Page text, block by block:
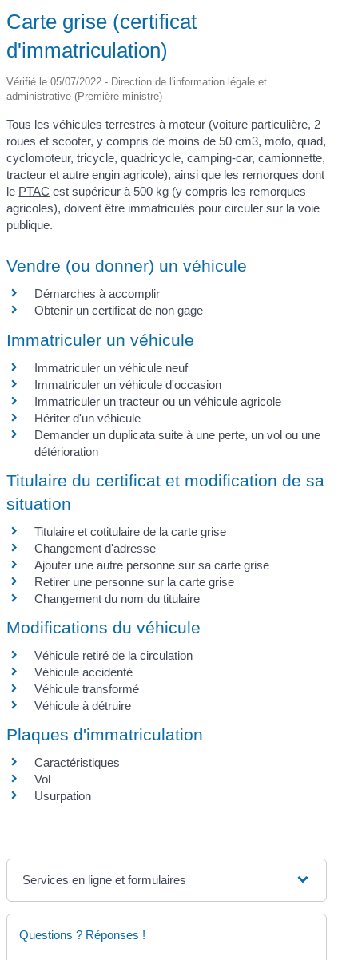
Carte grise (certificat
d'immatriculation)
Vérifié le 05/07/2022 - Direction de l'information légale et
administrative (Première ministre)
Tous les véhicules terrestres à moteur (voiture particulière, 2
roues et scooter, y compris de moins de 50 cm3, moto, quad,
cyclomoteur, tricycle, quadricycle, camping-car, camionnette,
tracteur et autre engin agricole), ainsi que les remorques dont
le PTAC est supérieur à 500 kg (y compris les remorques
agricoles), doivent être immatriculés pour circuler sur la voie
publique.
Vendre (ou donner) un véhicule
Démarches à accomplir
Obtenir un certificat de non gage
Immatriculer un véhicule
Immatriculer un véhicule neuf
Immatriculer un véhicule d'occasion
Immatriculer un tracteur ou un véhicule agricole
Hériter d'un véhicule
Demander un duplicata suite à une perte, un vol ou une
détérioration
Titulaire du certificat et modification de sa
situation
Titulaire et cotitulaire de la carte grise
Changement d'adresse
Ajouter une autre personne sur sa carte grise
Retirer une personne sur la carte grise
Changement du nom du titulaire
Modifications du véhicule
Véhicule retiré de la circulation
Véhicule accidenté
Véhicule transformé
Véhicule à détruire
Plaques d'immatriculation
Caractéristiques
Vol
Usurpation
Services en ligne et formulaires
Questions ? Réponses !